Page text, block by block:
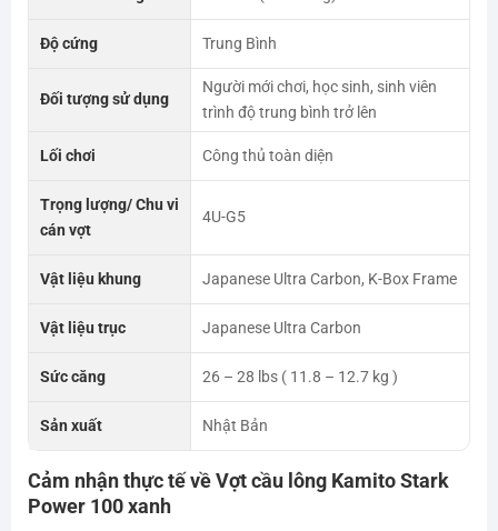
Độ cứng Trung Bình
Đối tượng sử dụng
Người mới chơi, học sinh, sinh viên
trình độ trung bình trở lên
Lối chơi Công thủ toàn diện
Trọng lượng/ Chu vi
cán vợt
4U-G5
Vật liệu khung Japanese Ultra Carbon, K-Box Frame
Vật liệu trục Japanese Ultra Carbon
Sức căng 26 – 28 lbs ( 11.8 – 12.7 kg )
Sản xuất Nhật Bản
Cảm nhận thực tế về Vợt cầu lông Kamito Stark
Power 100 xanh